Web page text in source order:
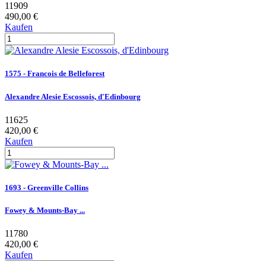
11909
490,00 €
Kaufen
1575 - Francois de Belleforest
Alexandre Alesie Escossois, d'Edinbourg
11625
420,00 €
Kaufen
1693 - Greenville Collins
Fowey & Mounts-Bay ...
11780
420,00 €
Kaufen